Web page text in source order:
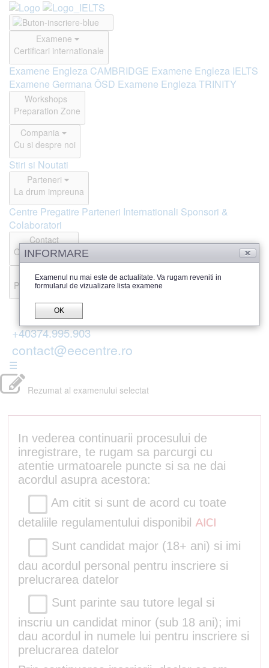
Examene
Certificari internationale
Examene Engleza CAMBRIDGE Examene Engleza IELTS
Examene Germana ÖSD Examene Engleza TRINITY
Workshops
Preparation Zone
Compania
Cu si despre noi
Stiri si Noutati
Parteneri
La drum impreuna
Centre Pregatire Parteneri Internationali Sponsori &
Colaboratori
Contact
Offline si Online
Recenzii
Parerea publicului
+40374.995.903
contact@eecentre.ro
☰
Rezumat al examenului selectat
In vederea continuarii procesului de
inregistrare, te rugam sa parcurgi cu
atentie urmatoarele puncte si sa ne dai
acordul asupra acestora:
Am citit si sunt de acord cu toate
detaliile regulamentului disponibil AICI
Sunt candidat major (18+ ani) si imi
dau acordul personal pentru inscriere si
prelucrarea datelor
Sunt parinte sau tutore legal si
inscriu un candidat minor (sub 18 ani); imi
dau acordul in numele lui pentru inscriere si
prelucrarea datelor
INFORMARE
Examenul nu mai este de actualitate. Va rugam reveniti in
formularul de vizualizare lista examene
OK